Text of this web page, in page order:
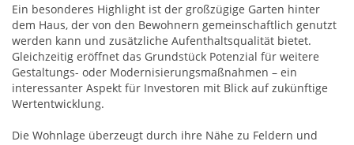
Ein besonderes Highlight ist der großzügige Garten hinter
dem Haus, der von den Bewohnern gemeinschaftlich genutzt
werden kann und zusätzliche Aufenthaltsqualität bietet.
Gleichzeitig eröffnet das Grundstück Potenzial für weitere
Gestaltungs- oder Modernisierungsmaßnahmen – ein
interessanter Aspekt für Investoren mit Blick auf zukünftige
Wertentwicklung.
Die Wohnlage überzeugt durch ihre Nähe zu Feldern und